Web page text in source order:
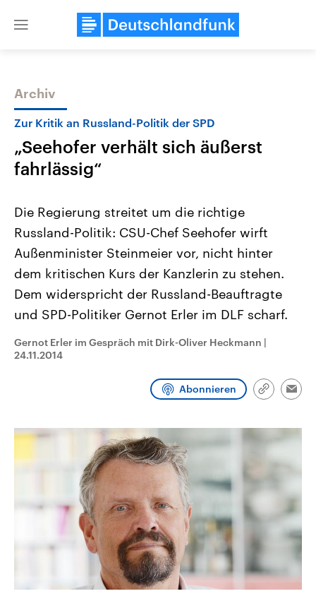
Close
Themen
Landtagswahl Sachsen-Anhalt
2026
Alle Informationen
Sachsen-Anhalt wählt am 6.
September 2026 einen neuen
Landtag. Seit 2021 wird das
Bundesland von einer Koalition aus
Umfragen, Prognosen,
Wahlprogramme, aktuelle Berichte
und Hintergründe zu den Parteien
Aktuelle Beiträge,
Hintergründe
Wirtschaftlich und
gehören die Vereinigten
den mächtigsten Ländern
mit großem Einfluss auf
Sendungen
Archiv
Zur Kritik an Russland-Politik der SPD
„Seehofer verhält sich äußerst
fahrlässig“
Die Regierung streitet um die richtige
Russland-Politik: CSU-Chef Seehofer wirft
Außenminister Steinmeier vor, nicht hinter
dem kritischen Kurs der Kanzlerin zu stehen.
Dem widerspricht der Russland-Beauftragte
und SPD-Politiker Gernot Erler im DLF scharf.
Gernot Erler im Gespräch mit Dirk-Oliver Heckmann |
24.11.2014
Abonnieren
Link